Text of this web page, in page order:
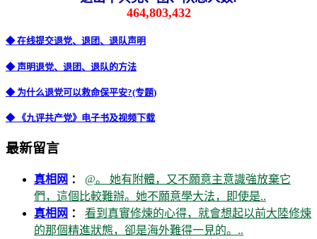
464,803,432
◆ 在线提交退党、退团、退队声明
◆ 声明退党、退团、退队的方法
◆ 为什么退党可以救命保平安?(专题)
◆ 《九评共产党》电子书及视频下载
最新留言
真相网 ： @。 她有附體，又不願意主意識強放棄它
們，這個比較難辦。她不願意學大法，即使是..
真相网 ： 看到真實修煉的心得，就會想起以前大陸修煉
的那個精進狀態，卻是海外難得一見的。..